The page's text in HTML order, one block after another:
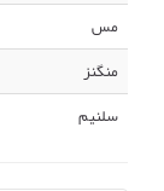
مس
منگنز
سلنیم